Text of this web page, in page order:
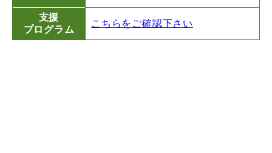
支援
プログラム
こちらをご確認下さい